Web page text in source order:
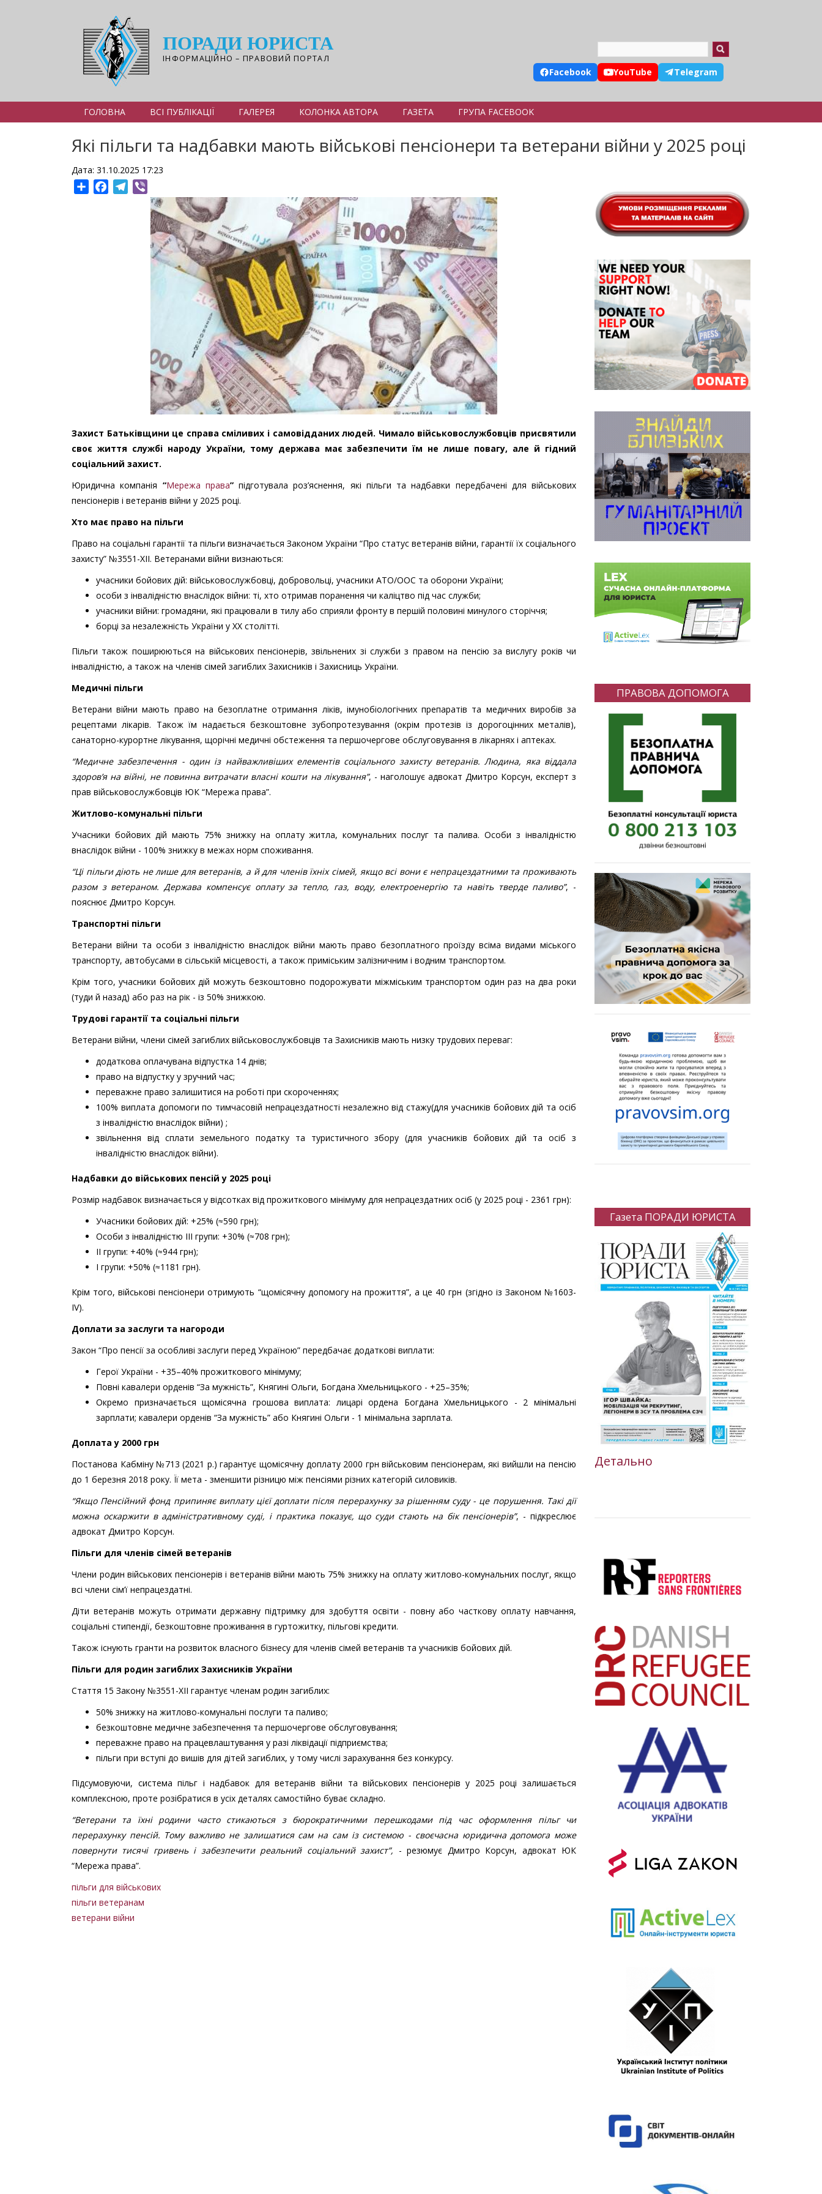
ПОРАДИ ЮРИСТА
ІНФОРМАЦІЙНО – ПРАВОВИЙ ПОРТАЛ
Facebook YouTube Telegram
ГОЛОВНА ВСІ ПУБЛІКАЦІЇ ГАЛЕРЕЯ КОЛОНКА АВТОРА ГАЗЕТА ГРУПА FACEBOOK
Які пільги та надбавки мають військові пенсіонери та ветерани війни у 2025 році
Дата: 31.10.2025 17:23
ShareFacebookTelegram
Захист Батьківщини це справа сміливих і самовідданих людей. Чимало військовослужбовців присвятили
своє життя службі народу України, тому держава має забезпечити їм не лише повагу, але й гідний
соціальний захист.
Юридична компанія “Мережа права” підготувала роз’яснення, які пільги та надбавки передбачені для військових
пенсіонерів і ветеранів війни у 2025 році.
Хто має право на пільги
Право на соціальні гарантії та пільги визначається Законом України “Про статус ветеранів війни, гарантії їх соціального
захисту” №3551-XII. Ветеранами війни визнаються:
учасники бойових дій: військовослужбовці, добровольці, учасники АТО/ООС та оборони України;
особи з інвалідністю внаслідок війни: ті, хто отримав поранення чи каліцтво під час служби;
учасники війни: громадяни, які працювали в тилу або сприяли фронту в першій половині минулого сторіччя;
борці за незалежність України у ХХ столітті.
Пільги також поширюються на військових пенсіонерів, звільнених зі служби з правом на пенсію за вислугу років чи
інвалідністю, а також на членів сімей загиблих Захисників і Захисниць України.
Медичні пільги
Ветерани війни мають право на безоплатне отримання ліків, імунобіологічних препаратів та медичних виробів за
рецептами лікарів. Також їм надається безкоштовне зубопротезування (окрім протезів із дорогоцінних металів),
санаторно-курортне лікування, щорічні медичні обстеження та першочергове обслуговування в лікарнях і аптеках.
“Медичне забезпечення - один із найважливіших елементів соціального захисту ветеранів. Людина, яка віддала
здоров’я на війні, не повинна витрачати власні кошти на лікування”, - наголошує адвокат Дмитро Корсун, експерт з
прав військовослужбовців ЮК “Мережа права”.
Житлово-комунальні пільги
Учасники бойових дій мають 75% знижку на оплату житла, комунальних послуг та палива. Особи з інвалідністю
внаслідок війни - 100% знижку в межах норм споживання.
“Ці пільги діють не лише для ветеранів, а й для членів їхніх сімей, якщо всі вони є непрацездатними та проживають
разом з ветераном. Держава компенсує оплату за тепло, газ, воду, електроенергію та навіть тверде паливо”, -
пояснює Дмитро Корсун.
Транспортні пільги
Ветерани війни та особи з інвалідністю внаслідок війни мають право безоплатного проїзду всіма видами міського
транспорту, автобусами в сільській місцевості, а також приміським залізничним і водним транспортом.
Крім того, учасники бойових дій можуть безкоштовно подорожувати міжміським транспортом один раз на два роки
(туди й назад) або раз на рік - із 50% знижкою.
Трудові гарантії та соціальні пільги
Ветерани війни, члени сімей загиблих військовослужбовців та Захисників мають низку трудових переваг:
додаткова оплачувана відпустка 14 днів;
право на відпустку у зручний час;
переважне право залишитися на роботі при скороченнях;
100% виплата допомоги по тимчасовій непрацездатності незалежно від стажу(для учасників бойових дій та осіб
з інвалідністю внаслідок війни) ;
звільнення від сплати земельного податку та туристичного збору (для учасників бойових дій та осіб з
інвалідністю внаслідок війни).
Надбавки до військових пенсій у 2025 році
Розмір надбавок визначається у відсотках від прожиткового мінімуму для непрацездатних осіб (у 2025 році - 2361 грн):
Учасники бойових дій: +25% (≈590 грн);
Особи з інвалідністю ІІІ групи: +30% (≈708 грн);
ІІ групи: +40% (≈944 грн);
І групи: +50% (≈1181 грн).
Крім того, військові пенсіонери отримують “щомісячну допомогу на прожиття”, а це 40 грн (згідно із Законом №1603-
IV).
Доплати за заслуги та нагороди
Закон “Про пенсії за особливі заслуги перед Україною” передбачає додаткові виплати:
Герої України - +35–40% прожиткового мінімуму;
Повні кавалери орденів “За мужність”, Княгині Ольги, Богдана Хмельницького - +25–35%;
Окремо призначається щомісячна грошова виплата: лицарі ордена Богдана Хмельницького - 2 мінімальні
зарплати; кавалери орденів “За мужність” або Княгині Ольги - 1 мінімальна зарплата.
Доплата у 2000 грн
Постанова Кабміну №713 (2021 р.) гарантує щомісячну доплату 2000 грн військовим пенсіонерам, які вийшли на пенсію
до 1 березня 2018 року. Її мета - зменшити різницю між пенсіями різних категорій силовиків.
“Якщо Пенсійний фонд припиняє виплату цієї доплати після перерахунку за рішенням суду - це порушення. Такі дії
можна оскаржити в адміністративному суді, і практика показує, що суди стають на бік пенсіонерів”, - підкреслює
адвокат Дмитро Корсун.
Пільги для членів сімей ветеранів
Члени родин військових пенсіонерів і ветеранів війни мають 75% знижку на оплату житлово-комунальних послуг, якщо
всі члени сім’ї непрацездатні.
Діти ветеранів можуть отримати державну підтримку для здобуття освіти - повну або часткову оплату навчання,
соціальні стипендії, безкоштовне проживання в гуртожитку, пільгові кредити.
Також існують гранти на розвиток власного бізнесу для членів сімей ветеранів та учасників бойових дій.
Пільги для родин загиблих Захисників України
Стаття 15 Закону №3551-XII гарантує членам родин загиблих:
50% знижку на житлово-комунальні послуги та паливо;
безкоштовне медичне забезпечення та першочергове обслуговування;
переважне право на працевлаштування у разі ліквідації підприємства;
пільги при вступі до вишів для дітей загиблих, у тому числі зарахування без конкурсу.
Підсумовуючи, система пільг і надбавок для ветеранів війни та військових пенсіонерів у 2025 році залишається
комплексною, проте розібратися в усіх деталях самостійно буває складно.
“Ветерани та їхні родини часто стикаються з бюрократичними перешкодами під час оформлення пільг чи
перерахунку пенсій. Тому важливо не залишатися сам на сам із системою - своєчасна юридична допомога може
повернути тисячі гривень і забезпечити реальний соціальний захист”, - резюмує Дмитро Корсун, адвокат ЮК
“Мережа права”.
пільги для військових
пільги ветеранам
ветерани війни
ПРАВОВА ДОПОМОГА
Газета ПОРАДИ ЮРИСТА
Детально